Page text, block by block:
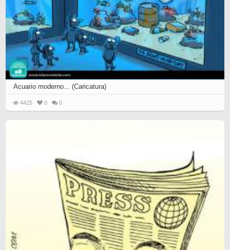
Acuario moderno... (Caricatura)
4425 0 0